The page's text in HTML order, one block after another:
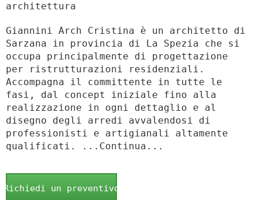
architettura
Giannini Arch Cristina è un architetto di
Sarzana in provincia di La Spezia che si
occupa principalmente di progettazione
per ristrutturazioni residenziali.
Accompagna il committente in tutte le
fasi, dal concept iniziale fino alla
realizzazione in ogni dettaglio e al
disegno degli arredi avvalendosi di
professionisti e artigianali altamente
qualificati. ...Continua...
Richiedi un preventivo